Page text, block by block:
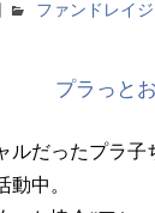
ファンドレイ
ルだったプラ子
動中。